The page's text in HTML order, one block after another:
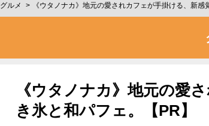
グルメ 《ウタノナカ》地元の愛されカフェが手掛ける、新感
《ウタノナカ》地元の愛
き氷と和パフェ。【PR】